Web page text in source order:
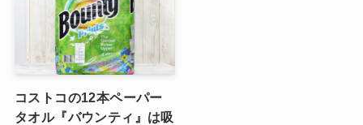
コストコの12本ペーパー
タオル『バウンティ』は吸